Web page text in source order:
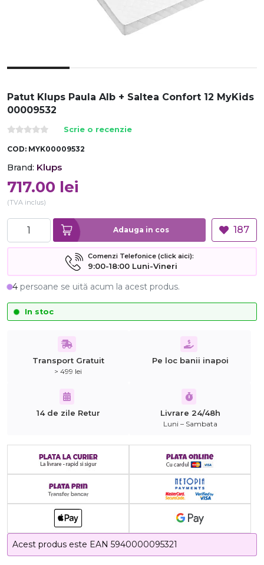
Patut Klups Paula Alb + Saltea Confort 12 MyKids
00009532
Scrie o recenzie
COD: MYK00009532
Brand: Klups
717.00 lei
(TVA inclus)
Adauga in cos 187
Comenzi Telefonice (click aici):
9:00-18:00 Luni-Vineri
4 persoane se uită acum la acest produs.
In stoc
Transport Gratuit
> 499 lei
Pe loc banii inapoi
14 de zile Retur Livrare 24/48h
Luni – Sambata
Acest produs este EAN 5940000095321